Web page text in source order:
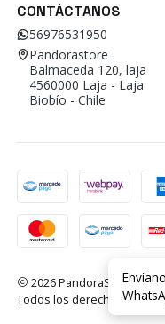
CONTÁCTANOS
56976531950
Pandorastore
Balmaceda 120, laja
4560000 Laja - Laja
Biobío - Chile
2026 PandoraStore.
Todos los derechos